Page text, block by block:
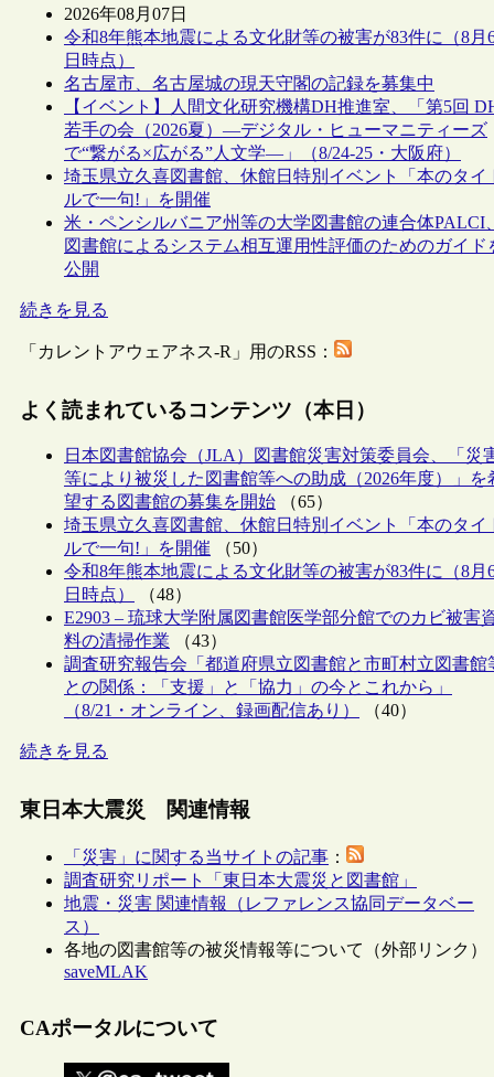
2026年08月07日
令和8年熊本地震による文化財等の被害が83件に（8月
日時点）
名古屋市、名古屋城の現天守閣の記録を募集中
【イベント】人間文化研究機構DH推進室、「第5回
若手の会（2026夏）―デジタル・ヒューマニティーズ
で“繋がる×広がる”人文学―」（8/24-25・大阪府）
埼玉県立久喜図書館、休館日特別イベント「本のタイ
ルで一句!」を開催
米・ペンシルバニア州等の大学図書館の連合体PALCI
図書館によるシステム相互運用性評価のためのガイド
公開
続きを見る
「カレントアウェアネス-R」用のRSS：
よく読まれているコンテンツ（本日）
日本図書館協会（JLA）図書館災害対策委員会、「災
等により被災した図書館等への助成（2026年度）」を
望する図書館の募集を開始 （65）
埼玉県立久喜図書館、休館日特別イベント「本のタイ
ルで一句!」を開催 （50）
令和8年熊本地震による文化財等の被害が83件に（8月
日時点）
（48）
E2903 – 琉球大学附属図書館医学部分館でのカビ被害
料の清掃作業 （43）
調査研究報告会「都道府県立図書館と市町村立図書館
との関係：「支援」と「協力」の今とこれから」
（8/21・オンライン、録画配信あり）
（40）
続きを見る
東日本大震災 関連情報
「災害」に関する当サイトの記事 ：
調査研究リポート「東日本大震災と図書館」
地震・災害 関連情報（レファレンス協同データベー
ス）
各地の図書館等の被災情報等について（外部リンク）
saveMLAK
CAポータルについて